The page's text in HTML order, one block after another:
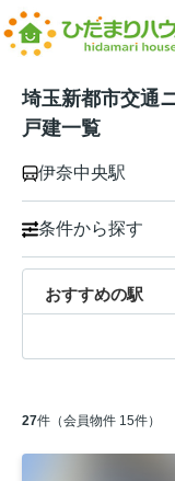
埼玉新都市交通
戸建一覧
伊奈中央駅
条件から探す
おすすめの駅
27件（会員物件 15件）